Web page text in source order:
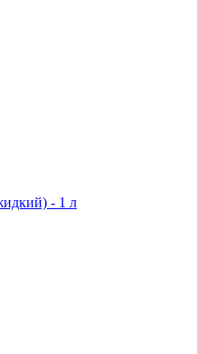
- 1 л